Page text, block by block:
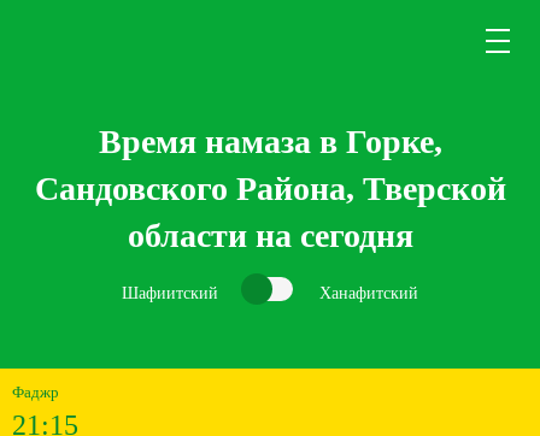
Время намаза в Горке,
Сандовского Района, Тверской
области на сегодня
Шафиитский Ханафитский
Фаджр
21:15